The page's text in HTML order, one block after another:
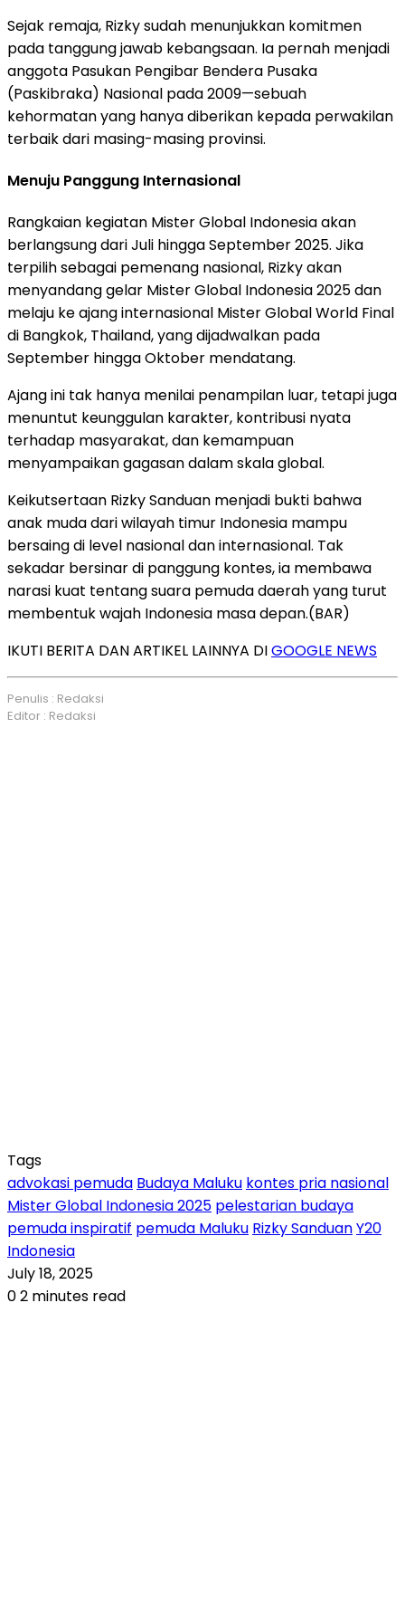
Sejak remaja, Rizky sudah menunjukkan komitmen
pada tanggung jawab kebangsaan. Ia pernah menjadi
anggota Pasukan Pengibar Bendera Pusaka
(Paskibraka) Nasional pada 2009—sebuah
kehormatan yang hanya diberikan kepada perwakilan
terbaik dari masing-masing provinsi.
Menuju Panggung Internasional
Rangkaian kegiatan Mister Global Indonesia akan
berlangsung dari Juli hingga September 2025. Jika
terpilih sebagai pemenang nasional, Rizky akan
menyandang gelar Mister Global Indonesia 2025 dan
melaju ke ajang internasional Mister Global World Final
di Bangkok, Thailand, yang dijadwalkan pada
September hingga Oktober mendatang.
Ajang ini tak hanya menilai penampilan luar, tetapi juga
menuntut keunggulan karakter, kontribusi nyata
terhadap masyarakat, dan kemampuan
menyampaikan gagasan dalam skala global.
Keikutsertaan Rizky Sanduan menjadi bukti bahwa
anak muda dari wilayah timur Indonesia mampu
bersaing di level nasional dan internasional. Tak
sekadar bersinar di panggung kontes, ia membawa
narasi kuat tentang suara pemuda daerah yang turut
membentuk wajah Indonesia masa depan.(BAR)
IKUTI BERITA DAN ARTIKEL LAINNYA DIGOOGLE NEWS
Penulis : Redaksi
Editor : Redaksi
Tags
advokasi pemuda Budaya Maluku kontes pria nasional
Mister Global Indonesia 2025 pelestarian budaya
pemuda inspiratif pemuda Maluku Rizky SanduanY20
Indonesia
July 18, 2025
02 minutes read